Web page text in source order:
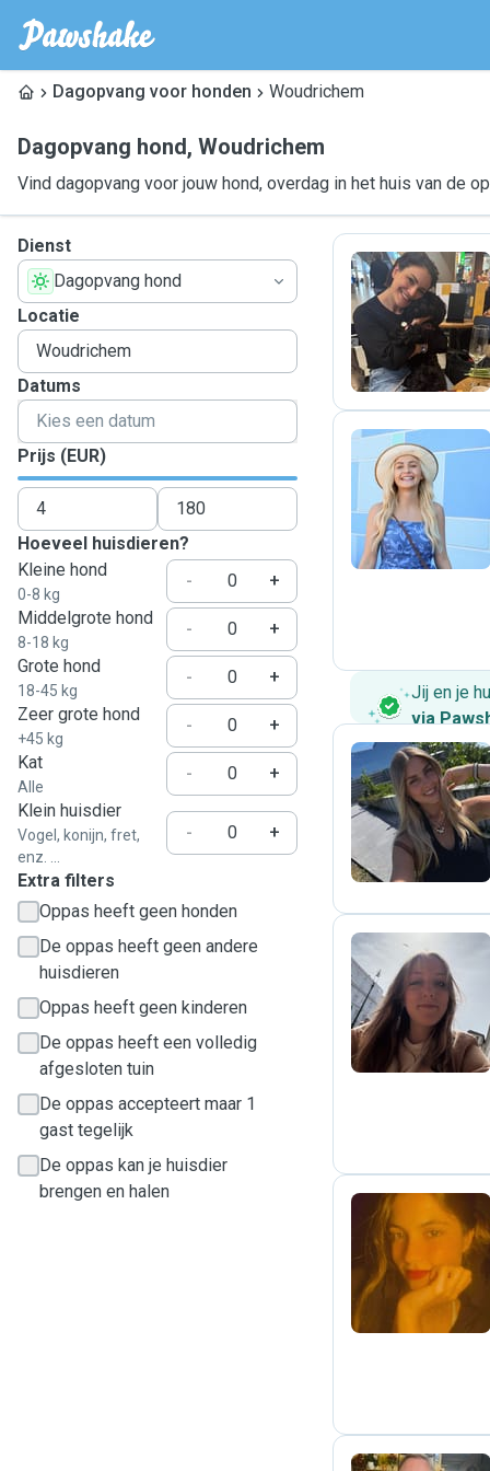
Dagopvang voor honden Woudrichem
Dagopvang hond, Woudrichem
Vind dagopvang voor jouw hond, overdag in het huis van de
Dienst
Dagopvang hond
Locatie
Datums
Prijs (EUR)
Hoeveel huisdieren?
Kleine hond
0-8 kg
-
+
Middelgrote hond
8-18 kg
-
+
Grote hond
18-45 kg
-
+
Zeer grote hond
+45 kg
-
+
Kat
Alle
-
+
Klein huisdier
Vogel, konijn, fret,
enz. ...
- +
Extra filters
Oppas heeft geen honden
De oppas heeft geen andere
huisdieren
Oppas heeft geen kinderen
De oppas heeft een volledig
afgesloten tuin
De oppas accepteert maar 1
gast tegelijk
De oppas kan je huisdier
brengen en halen
A
B
Jij en je
via
J
K
M